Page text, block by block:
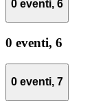
0 eventi, 6
0 eventi, 6
0 eventi, 7